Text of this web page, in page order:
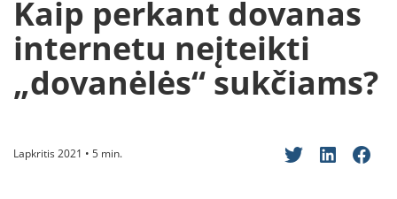
Kaip perkant dovanas
internetu neįteikti
„dovanėlės“ sukčiams?
Lapkritis 2021 • 5 min.